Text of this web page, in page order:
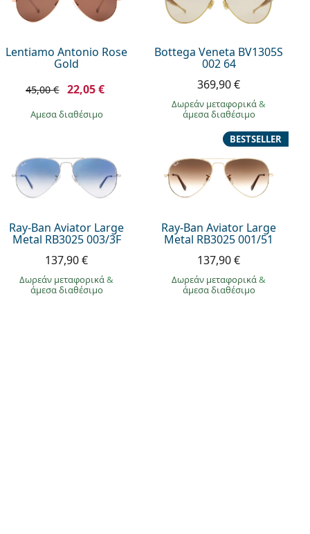
Lentiamo Antonio Rose
Gold
45,00 € 22,05 €
άμεσα διαθέσιμο
Bottega Veneta BV1305S
002 64
369,90 €
Δωρεάν μεταφορικά&
άμεσα διαθέσιμο
Ray-Ban Aviator Large
Metal RB3025 003/3F
137,90 €
Δωρεάν μεταφορικά&
άμεσα διαθέσιμο
Ray-Ban Aviator Large
Metal RB3025 001/51
BESTSELLER
137,90 €
Δωρεάν μεταφορικά&
άμεσα διαθέσιμο